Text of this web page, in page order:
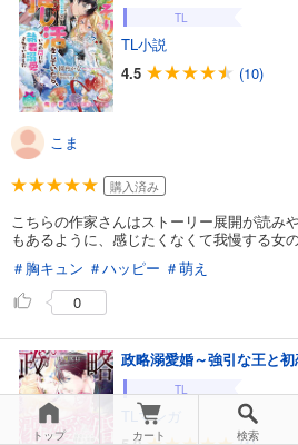
TL
TL小説
4.5
(10)
こま
購入済み
こちらの作家さんはストーリー展開が読み
もあるように、感じたくなくて我慢する女
＃胸キュン ＃ハッピー ＃萌え
0
政略溺愛婚～強引な王と
TL
TLマンガ
トップ カート 検索